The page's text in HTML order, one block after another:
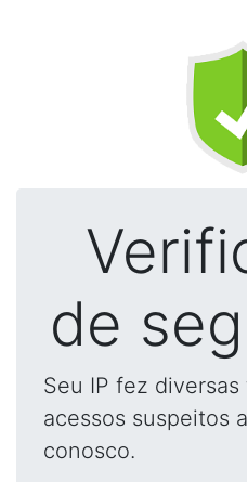
de
Seu IP fez
acessos suspeitos
conosco.